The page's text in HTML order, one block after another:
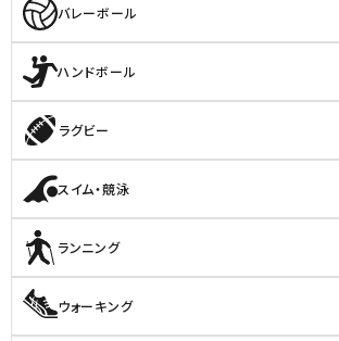
バレーボール
ハンドボール
ラグビー
スイム・競泳
ランニング
ウォーキング